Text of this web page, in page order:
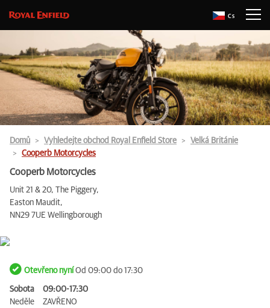
Cs
Domů Vyhledejte obchod Royal Enfield Store
Velká Británie
Cooperb Motorcycles
Cooperb Motorcycles
Unit 21 & 20, The Piggery,
Easton Maudit,
NN29 7UE Wellingborough
Otevřeno nyní Od 09:00 do 17:30
Sobota
09:00-17:30
Neděle
ZAVŘENO